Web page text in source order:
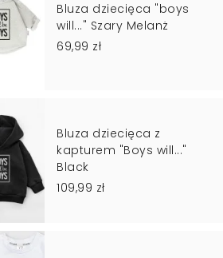
Bluza dziecięca "boys
will..." Szary Melanż
69,99 zł
Bluza dziecięca z
kapturem "Boys will..."
Black
109,99 zł